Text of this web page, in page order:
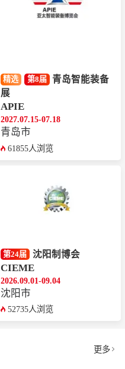
精选 第8届
青岛智能装备
展
APIE
2027.07.15-07.18
青岛市
61855人浏览
第24届 沈阳制博会
CIEME
2026.09.01-09.04
沈阳市
52735人浏览
更多